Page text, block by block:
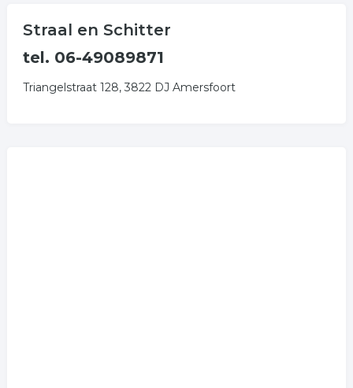
Straal en Schitter
tel. 06-49089871
Triangelstraat 128, 3822 DJ Amersfoort